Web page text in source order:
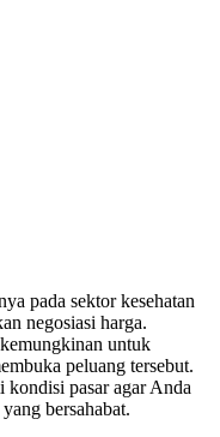
pada sektor kesehatan
negosiasi harga.
untuk
peluang tersebut.
kondisi pasar agar Anda
bersahabat.